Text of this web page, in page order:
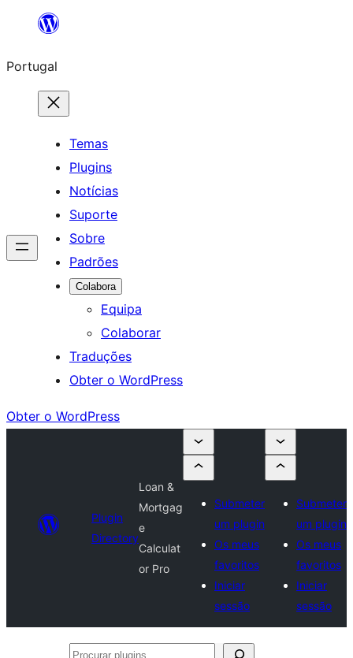
Saltar
o
conteúdo
Portugal
Temas
Plugins
Notícias
Suporte
Sobre
Padrões
Colabora
Equipa
Colaborar
Traduções
Obter o WordPress
Obter o WordPress
Plugin
Directory
Loan &
Mortgag
e
Calculat
or Pro
Submeter
um plugin
Os meus
favoritos
Iniciar
sessão
Submeter
um plugin
Os meus
favoritos
Iniciar
sessão
Procurar